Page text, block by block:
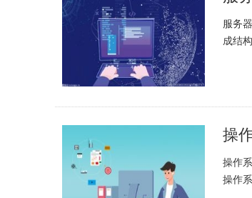
服务
成结
操
操作
操作